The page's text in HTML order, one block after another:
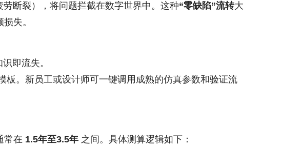
断裂），将问题拦截在数字世界中。这种“零缺陷”流转大
失。
即流失。
。新员工或设计师可一键调用成熟的仿真参数和验证流
常在 1.5年至3.5年 之间。具体测算逻辑如下：